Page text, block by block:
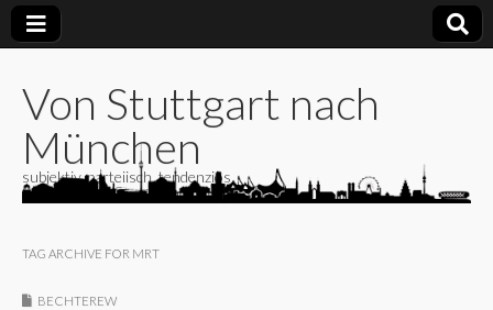
Von Stuttgart nach
München
subjektiv, parteiisch, tendenziös
TAG ARCHIVE FOR MRT
BECHTEREW